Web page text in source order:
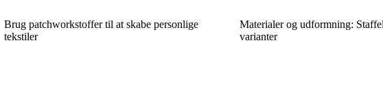
Brug patchworkstoffer til at skabe personlige
tekstiler
Materialer og udformning:
varianter